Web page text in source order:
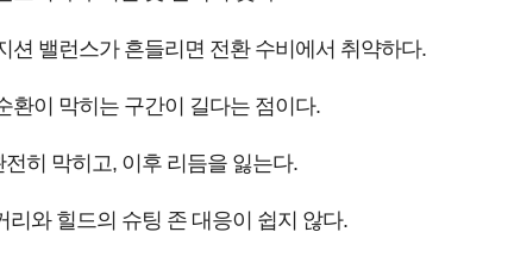
밸런스가 흔들리면 전환 수비에서 취약하다.
환이 막히는 구간이 길다는 점이다.
히 막히고, 이후 리듬을 잃는다.
와 힐드의 슈팅 존 대응이 쉽지 않다.